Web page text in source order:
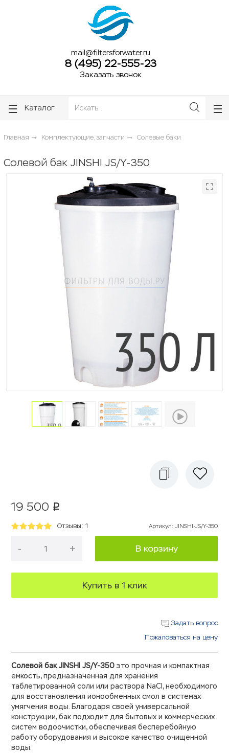
mail@filtersforwater.ru
8 (495) 22-555-23
Заказать звонок
Каталог
Главная Комплектующие, запчасти Солевые баки
Солевой бак JINSHI JS/Y-350
19 500 p
Отзывы: 1 Артикул: JINSHI-JS/Y-350
- + В корзину
Купить в 1 клик
Задать вопрос
Пожаловаться на цену
Солевой бак JINSHI JS/Y-350 это прочная и компактная
емкость, предназначенная для хранения
таблетированной соли или раствора NaCl, необходимого
для восстановления ионообменных смол в системах
умягчения воды. Благодаря своей универсальной
конструкции, бак подходит для бытовых и коммерческих
систем водоочистки, обеспечивая бесперебойную
работу оборудования и высокое качество очищенной
воды.